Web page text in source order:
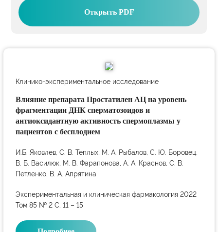
Открыть PDF
Клинико-экспериментальное исследование
Влияние препарата Простатилен АЦ на уровень
фрагментации ДНК сперматозоидов и
антиоксидантную активность спермоплазмы у
пациентов с бесплодием
И.Б. Яковлев, С. В. Теплых, М. А. Рыбалов, С. Ю. Боровец,
В. Б. Василюк, М. В. Фарапонова, А. А. Краснов, С. В.
Петленко, В. А. Апрятина
Экспериментальная и клиническая фармакология 2022
Том 85 № 2 С. 11 – 15